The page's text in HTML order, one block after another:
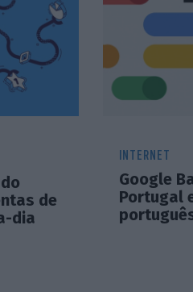
de
dia
INTERNET
Google
Portugal